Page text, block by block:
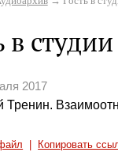
в студии
2017
Тренин.
Копировать